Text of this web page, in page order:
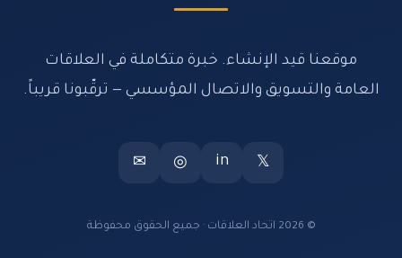
موقعنا قيد الإنشاء. خبرة متكاملة في العلاقات
العامة والتسويق والاتصال المؤسسي — ترقّبونا قريباً.
𝕏
in
◎
✉
© 2026 اتحاد العلاقات · جميع الحقوق محفوظة